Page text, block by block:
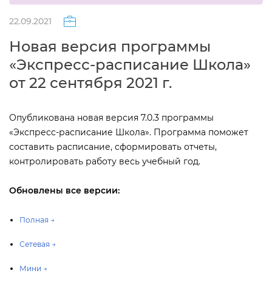
22.09.2021
Новая версия программы
«Экспресс-расписание Школа»
от 22 сентября 2021 г.
Опубликована новая версия 7.0.3 программы
«Экспресс-расписание Школа». Программа поможет
составить расписание, сформировать отчеты,
контролировать работу весь учебный год.
Обновлены все версии:
Полная →
Сетевая →
Мини →